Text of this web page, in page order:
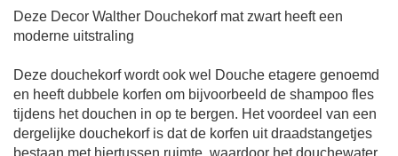
Deze Decor Walther Douchekorf mat zwartheeft een
moderne uitstraling
Deze douchekorf wordt ook wel Douche etagere genoemd
en heeft dubbele korfen om bijvoorbeeld de shampoo fles
tijdens het douchen in op te bergen. Het voordeel van een
dergelijke douchekorf is dat de korfen uit draadstangetjes